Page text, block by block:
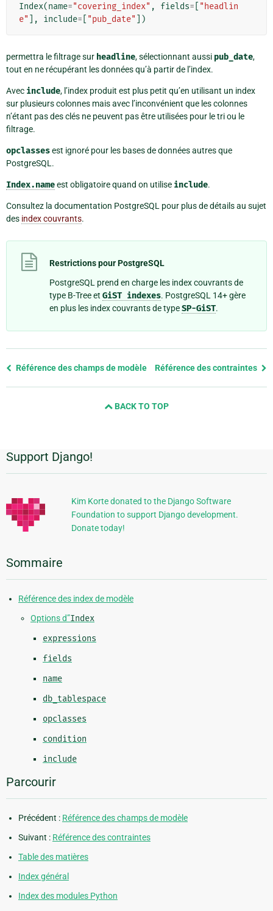
Index(name="covering_index" , fields=
"headlin
e"
], include= "pub_date" ])
permettra le filtrage sur headline, sélectionnant aussi pub_date,
tout en ne récupérant les données qu’à partir de l’index.
Avec include, l’index produit est plus petit qu’en utilisant un index
sur plusieurs colonnes mais avec l’inconvénient que les colonnes
n’étant pas des clés ne peuvent pas être utilisées pour le tri ou le
filtrage.
opclassesest ignoré pour les bases de données autres que
PostgreSQL.
Index.nameest obligatoire quand on utilise include.
Consultez la documentation PostgreSQL pour plus de détails au sujet
des index couvrants.
Restrictions pour PostgreSQL
PostgreSQL prend en charge les index couvrants de
type B-Tree et GiST indexes. PostgreSQL 14+ gère
en plus les index couvrants de typeSP-GiST.
Previous
Référence des champs de modèle Référence des contraintes
BACK TO TOP
Informations
supplémentaires
Support Django!
Kim Korte donated to the Django Software
Foundation to support Django development.
Donate today!
Sommaire
Référence des index de modèle
Options d”Index
expressions
fields
name
db_tablespace
opclasses
condition
include
Parcourir
Précédent : Référence des champs de modèle
Suivant : Référence des contraintes
Table des matières
Index général
Index des modules Python